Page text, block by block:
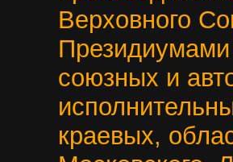
Верховного
союзных и
краевых,